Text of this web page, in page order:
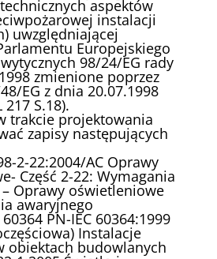
aspektów
instalacji
uwzględniającej
Europejskiego
98/24/EG rady
zmienione poprzez
EG z dnia 20.07.1998
217 S.18).
trakcie projektowania
zapisy następujących
2-22:2004/AC Oprawy
Część 2-22: Wymagania
– Oprawy oświetleniowe
awaryjnego
PN-IEC 60364:1999
Instalacje
obiektach budowlanych